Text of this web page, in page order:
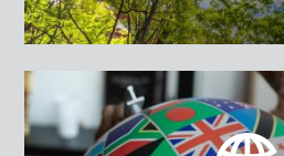
Klima & Sicherheit
Global Environmental